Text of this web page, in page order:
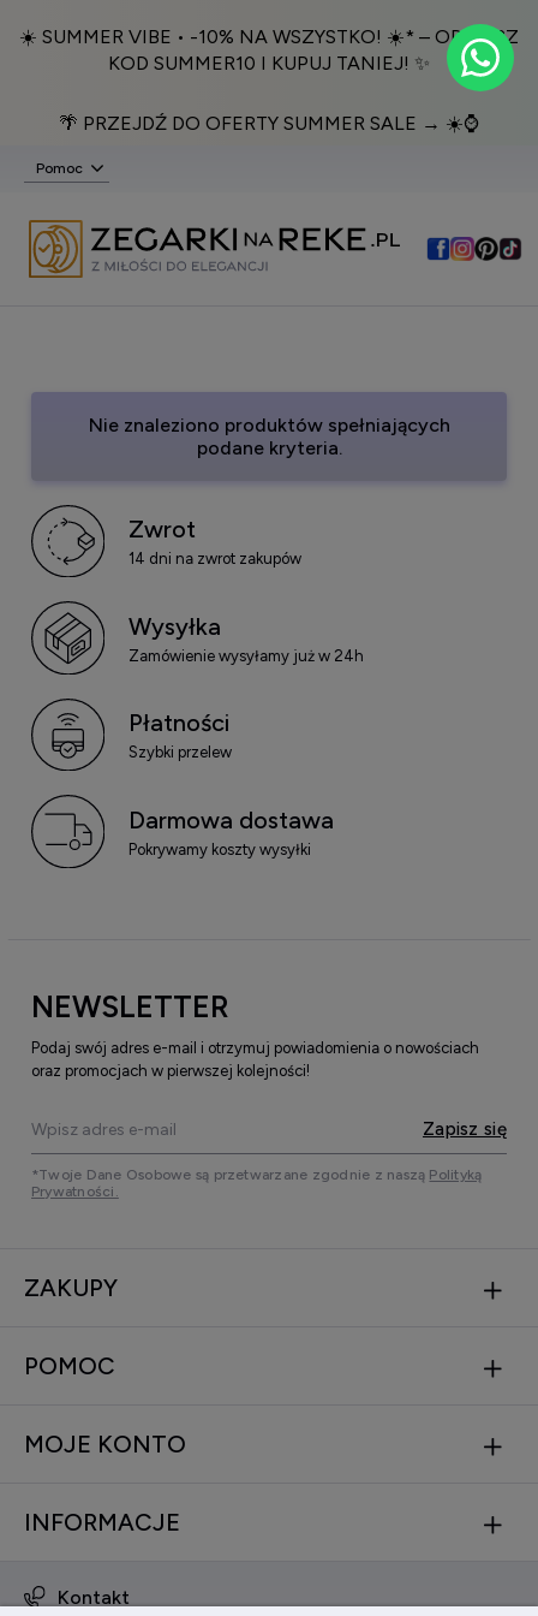
☀️ SUMMER VIBE • -10% NA WSZYSTKO! ☀️* – ODBIERZ
KOD SUMMER10 I KUPUJ TANIEJ! ✨
🌴 PRZEJDŹ DO OFERTY SUMMER SALE → ☀️⌚️
Pomoc
Nie znaleziono produktów spełniających
podane kryteria.
Zwrot
14 dni na zwrot zakupów
Wysyłka
Zamówienie wysyłamy już w 24h
Płatności
Szybki przelew
Darmowa dostawa
Pokrywamy koszty wysyłki
NEWSLETTER
Podaj swój adres e-mail i otrzymuj powiadomienia o nowościach
oraz promocjach w pierwszej kolejności!
Zapisz się
*Twoje Dane Osobowe są przetwarzane zgodnie z naszą Polityką
Prywatności.
ZAKUPY
POMOC
MOJE KONTO
INFORMACJE
Kontakt